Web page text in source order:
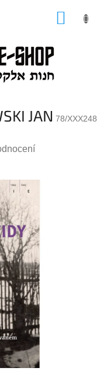
JAN 78/XXX248